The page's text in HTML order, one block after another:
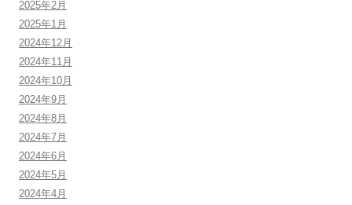
2025年2月
2025年1月
2024年12月
2024年11月
2024年10月
2024年9月
2024年8月
2024年7月
2024年6月
2024年5月
2024年4月